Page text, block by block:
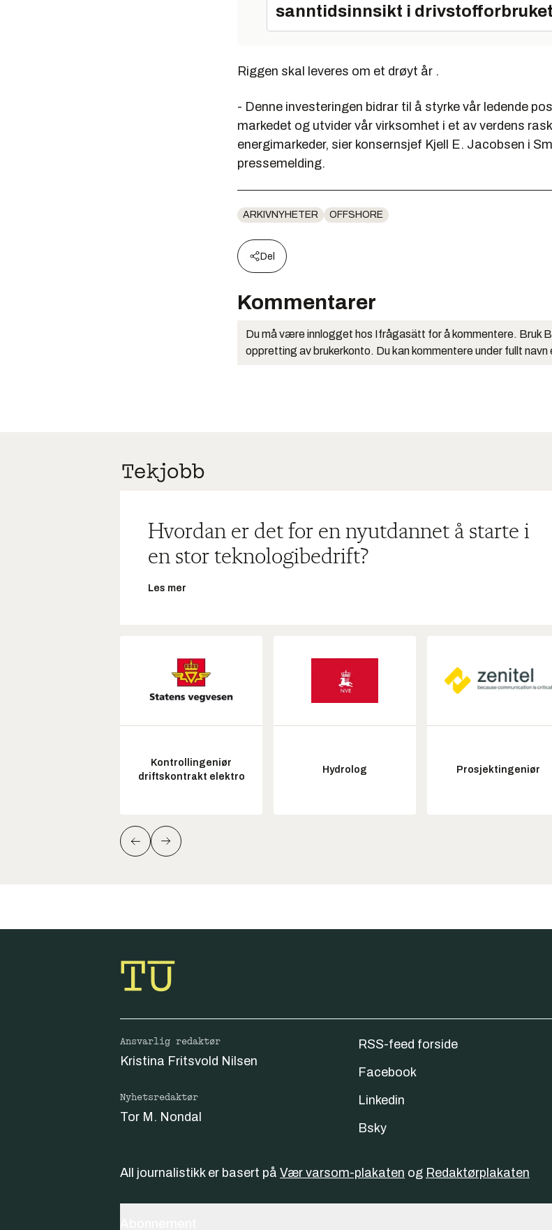
sanntidsinnsikt i drivstofforbruket
Riggen skal leveres om et drøyt år .
- Denne investeringen bidrar til å styrke vår ledende
markedet og utvider vår virksomhet i et av verdens
energimarkeder, sier konsernsjef Kjell E. Jacobsen i
pressemelding.
ARKIVNYHETER OFFSHORE
Del
Kommentarer
Du må være innlogget hos Ifrågasätt for å kommentere. Bruk
oppretting av brukerkonto. Du kan kommentere under fullt navn
Hvordan er det for en nyutdannet å starte i
en stor teknologibedrift?
Les mer
Kontrollingeniør
driftskontrakt elektro
Hydrolog Prosjektingeniør
Ansvarlig redaktør
Kristina Fritsvold Nilsen
Nyhetsredaktør
Tor M. Nondal
RSS-feed forside
Facebook
Linkedin
Bsky
All journalistikk er basert på Vær varsom-plakaten og Redaktørplakaten